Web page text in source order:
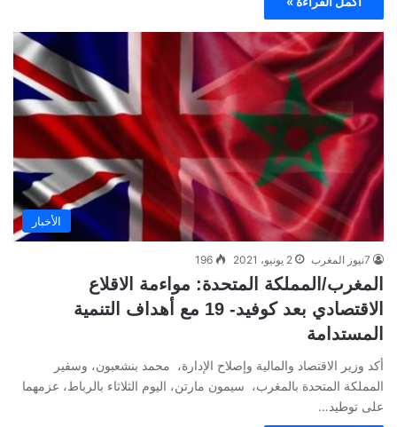
الأخبار
7نيوز المغرب 2 يونيو، 2021 196
المغرب/المملكة المتحدة: مواءمة الاقلاع
الاقتصادي بعد كوفيد- 19 مع أهداف التنمية
المستدامة
أكد وزير الاقتصاد والمالية وإصلاح الإدارة، محمد بنشعبون، وسفير
المملكة المتحدة بالمغرب، سيمون مارتن، اليوم الثلاثاء بالرباط، عزمهما
على توطيد…